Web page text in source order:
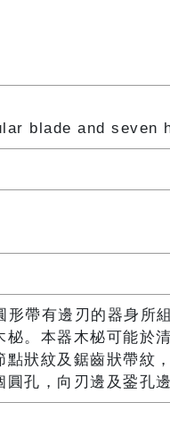
blade and seven
帶有邊刃的器身所
。本器木柲可能於
狀紋及鋸齒狀帶紋
孔，向刃邊及銎孔